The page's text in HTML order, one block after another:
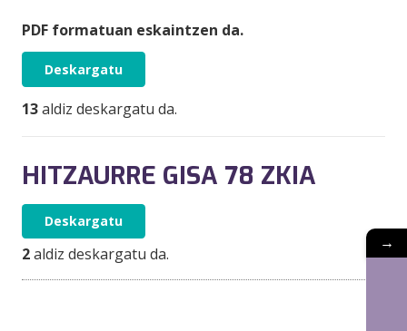
PDF formatuan eskaintzen da.
Deskargatu
13aldiz deskargatu da.
HITZAURRE GISA 78 ZKIA
Deskargatu
2aldiz deskargatu da.
→